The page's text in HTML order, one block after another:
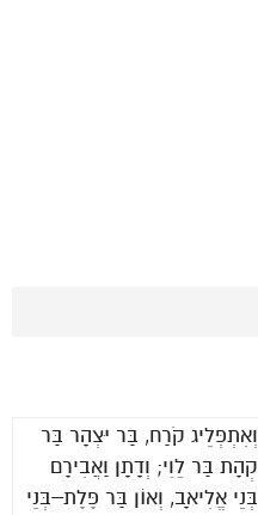
וְאִתְפְּלֵיג קֹרַח, בַּר יִצְהָר בַּר
קְהָת בַּר לֵוִי; וְדָתָן וַאֲבִירָם
בְּנֵי אֱלִיאָב, וְאוֹן בַּר פֶּלֶת–בְּנֵי